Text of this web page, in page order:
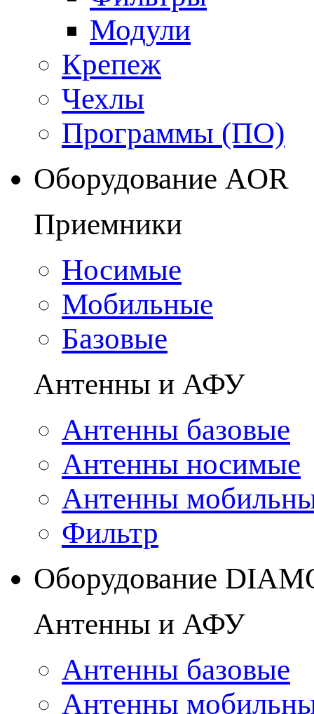
Модули
Крепеж
Чехлы
Программы (ПО)
Оборудование AOR
Приемники
Носимые
Мобильные
Базовые
Антенны и АФУ
Антенны базовые
Антенны носимые
Антенны
Фильтр
Оборудование
Антенны и АФУ
Антенны базовые
Антенны